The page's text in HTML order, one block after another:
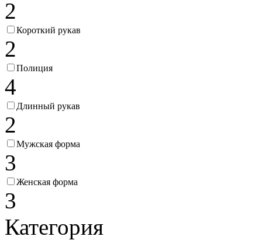
2
Короткий рукав
2
Полиция
4
Длинный рукав
2
Мужская форма
3
Женская форма
3
Категория